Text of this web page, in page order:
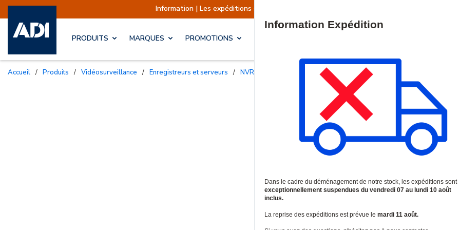
Information | Les expéditions sont actuellement suspendues Reprise prévue le
PRODUITS MARQUES PROMOTIONS
Accueil / Produits / Vidéosurveillance / Enregistreurs et serveurs / NVRs